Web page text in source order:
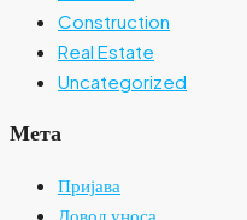
Construction
Real Estate
Uncategorized
Мета
Пријава
Довод уноса